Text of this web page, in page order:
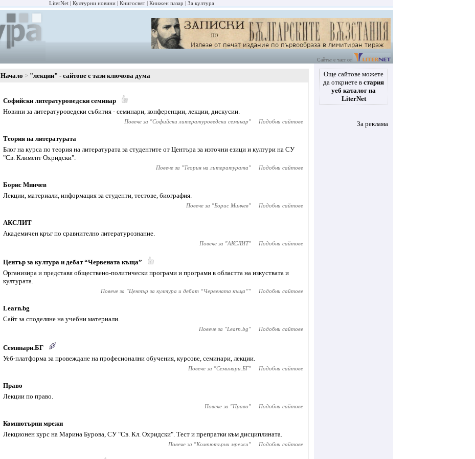
LiterNet Културни новини Книгосвят Книжен пазар За култура
Сайтът е част от
Начало "лекции" - сайтове с тази ключова дума
Софийски литературоведски семинар
Новини за литературоведски събития - семинари, конференции, лекции, дискусии.
Повече за "Софийски литературоведски семинар" Подобни сайтове
Теория на литературата
Блог на курса по теория на литературата за студентите от Центъра за източни езици и култури на СУ
"Св. Климент Охридски".
Повече за "Теория на литературата" Подобни сайтове
Борис Минчев
Лекции, материали, информация за студенти, тестове, биография.
Повече за "Борис Минчев" Подобни сайтове
АКСЛИТ
Академичен кръг по сравнително литературознание.
Повече за "АКСЛИТ" Подобни сайтове
Център за култура и дебат “Червената къща”
Организира и представя обществено-политически програми и програми в областта на изкуствата и
културата.
Повече за "Център за култура и дебат “Червената къща”" Подобни сайтове
Learn.bg
Сайт за споделяне на учебни материали.
Повече за "Learn.bg" Подобни сайтове
Семинари.БГ
Уеб-платформа за провеждане на професионални обучения, курсове, семинари, лекции.
Повече за "Семинари.БГ" Подобни сайтове
Право
Лекции по право.
Повече за "Право" Подобни сайтове
Компютърни мрежи
Лекционен курс на Марина Бурова, СУ "Св. Кл. Охридски". Тест и препратки към дисциплината.
Повече за "Компютърни мрежи" Подобни сайтове
Още сайтове можете
да откриете в стария
уеб каталог на
LiterNet
За реклама